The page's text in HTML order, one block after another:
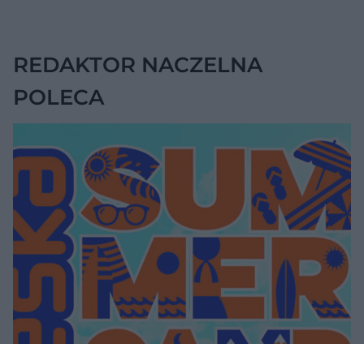
REDAKTOR NACZELNA
POLECA